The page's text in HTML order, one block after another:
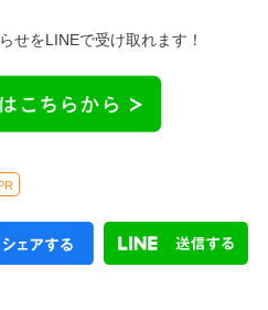
せをLINEで受け取れます！